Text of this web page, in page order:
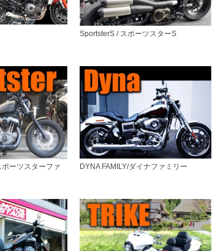
SportsterS / スポーツスターS
ーツスターファ
DYNA FAMILY/ダイナファミリー